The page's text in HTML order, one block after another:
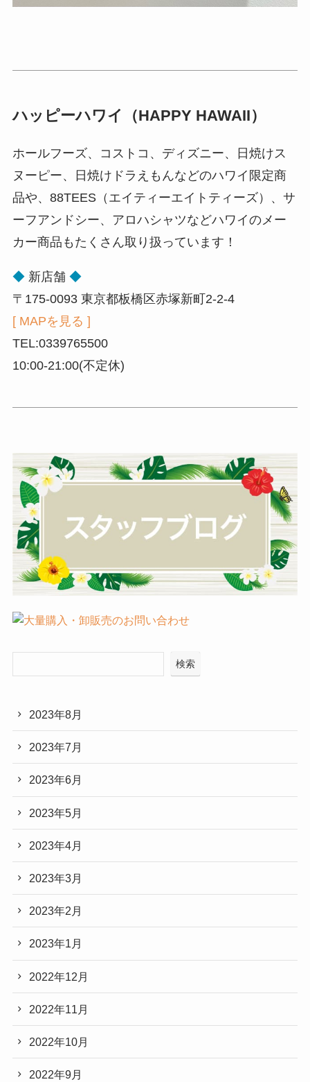
ハッピーハワイ（HAPPY HAWAII）
ホールフーズ、コストコ、ディズニー、日焼けス
ヌーピー、日焼けドラえもんなどのハワイ限定商
品や、88TEES（エイティーエイトティーズ）、サ
ーフアンドシー、アロハシャツなどハワイのメー
カー商品もたくさん取り扱っています！
◆新店舗 ◆
〒175-0093 東京都板橋区赤塚新町2-2-4
[ MAPを見る ]
TEL:0339765500
10:00-21:00(不定休)
検索
2023年8月
2023年7月
2023年6月
2023年5月
2023年4月
2023年3月
2023年2月
2023年1月
2022年12月
2022年11月
2022年10月
2022年9月